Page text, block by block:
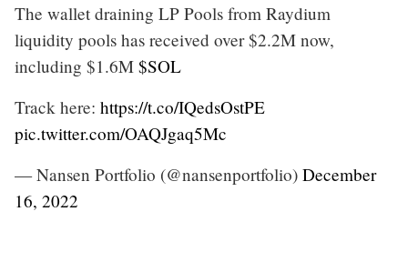
The wallet draining LP Pools from Raydium
liquidity pools has received over $2.2M now,
including $1.6M $SOL
Track here: https://t.co/IQedsOstPE
pic.twitter.com/OAQJgaq5Mc
— Nansen Portfolio (@nansenportfolio) December
16, 2022